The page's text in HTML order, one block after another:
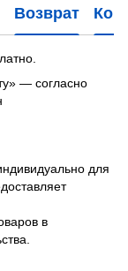
Возврат
— согласно
для
в